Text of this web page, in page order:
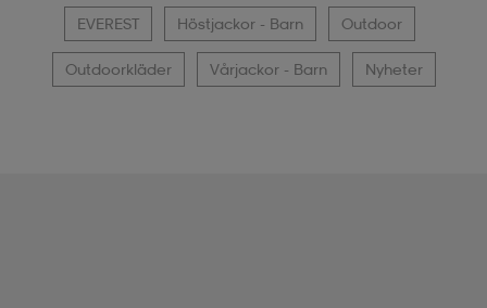
EVEREST Höstjackor - Barn Outdoor
Outdoorkläder Vårjackor - Barn Nyheter